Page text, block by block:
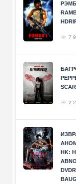
7
2
HK: